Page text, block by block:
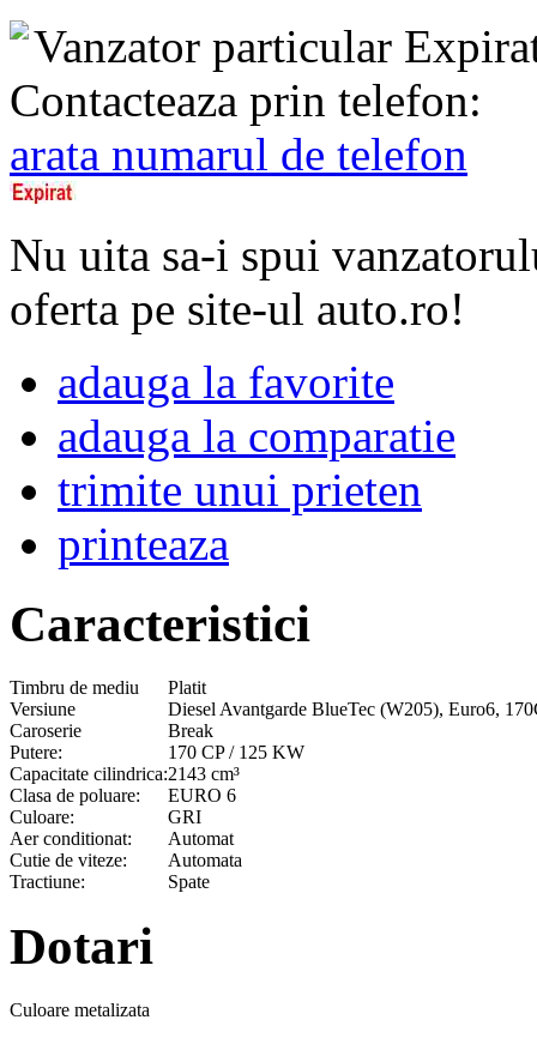
Vanzator particular
Contacteaza prin telefon:
arata numarul de telefon
Nu uita sa-i spui
oferta pe site-ul auto.ro!
adauga la favorite
adauga la comparatie
trimite unui prieten
printeaza
Caracteristici
Timbru de mediu
Platit
Versiune
Diesel Avantgarde BlueTec (W205), Euro6,
Caroserie
Break
Putere:
170 CP / 125 KW
Capacitate cilindrica:2143 cm³
Clasa de poluare:
EURO 6
Culoare:
GRI
Aer conditionat:
Automat
Cutie de viteze:
Automata
Tractiune:
Spate
Dotari
Culoare metalizata